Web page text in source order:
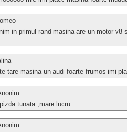
in primul rand masina are un motor
tare masina un audi foarte frumos imi
tunata ,mare lucru